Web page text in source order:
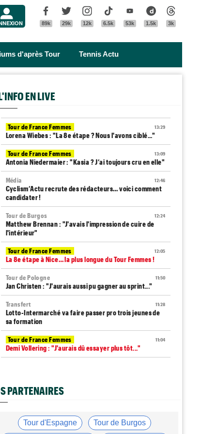
Facebook
89k
Twitter
29k
Instagram
12k
Tik Tok
6.5k
Youtube
53k
Dailymotion
1.5k 3k
d'après Tour Tennis Actu
EN LIVE
13:29
Tour de France Femmes
Lorena Wiebes : "La 8e étape ? Nous l'avons ciblé..."
13:09
Tour de France Femmes
Antonia Niedermaier : "Kasia ? J’ai toujours cru en elle"
12:46
Média
Cyclism’Actu recrute des rédacteurs… voici comment
candidater !
12:24
Tour de Burgos
Matthew Brennan : "J'avais l'impression de cuire de
l'intérieur"
12:05
Tour de France Femmes
La 8e étape à Nice… la plus longue du Tour Femmes !
11:50
Tour de Pologne
Jan Christen : "J'aurais aussi pu gagner au sprint..."
11:28
Transfert
Lotto-Intermarché va faire passer pro trois jeunes de
sa formation
11:04
Tour de France Femmes
Demi Vollering : "J'aurais dû essayer plus tôt..."
Tour de France Femmes
stupide"
PARTENAIRES
Tour d'Espagne Tour de Burgos